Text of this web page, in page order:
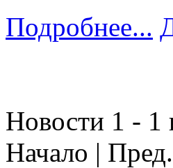
Подробнее...
Новости 1 - 1
Начало |